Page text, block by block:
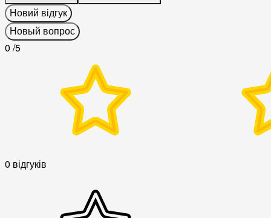
Новий відгук
Новый вопрос
0 /5
0 відгуків